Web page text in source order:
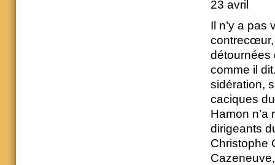
23 avril
Il n’y a pas
contrecœur,
détournées
comme il
sidération,
caciques
Hamon n’a
dirigeants
Christophe